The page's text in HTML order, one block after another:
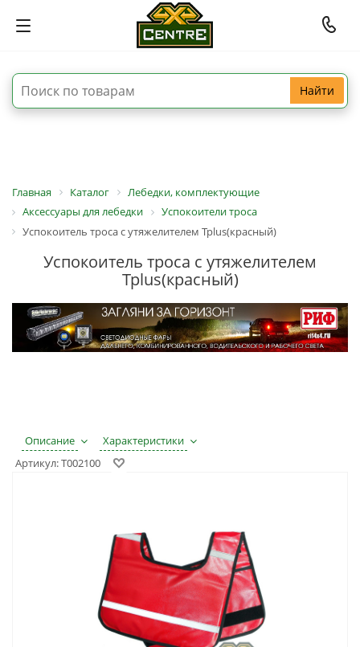
Найти
Главная Каталог
Лебедки, комплектующие
Аксессуары для лебедки
Успокоители троса
Успокоитель троса с утяжелителем Tplus(красный)
Успокоитель троса с утяжелителем
Tplus(красный)
Описание
Характеристики
Артикул:T002100